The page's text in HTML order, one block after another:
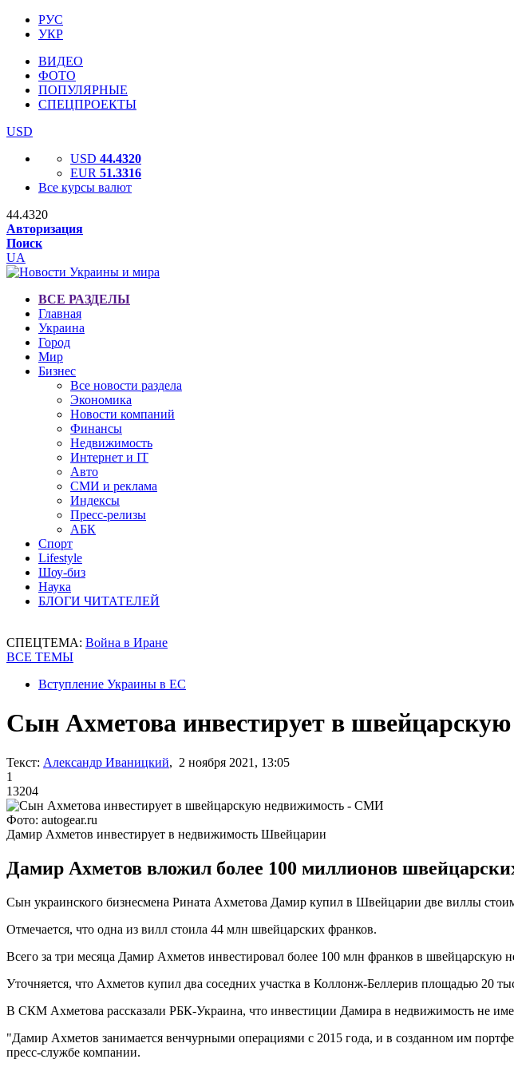
РУС
УКР
ВИДЕО
ФОТО
ПОПУЛЯРНЫЕ
СПЕЦПРОЕКТЫ
USD
USD 44.4320
EUR 51.3316
Все курсы валют
44.4320
Авторизация
Поиск
UA
ВСЕ РАЗДЕЛЫ
Главная
Украина
Город
Мир
Бизнес
Все новости раздела
Экономика
Новости компаний
Финансы
Недвижимость
Интернет и IT
Авто
СМИ и реклама
Индексы
Пресс-релизы
АБК
Спорт
Lifestyle
Шоу-биз
Наука
БЛОГИ ЧИТАТЕЛЕЙ
СПЕЦТЕМА: Война в Иране
ВСЕ ТЕМЫ
Вступление Украины в ЕС
Сын Ахметова инвестирует в
Текст: Александр Иваницкий, 2 ноября 2021, 13:05
1
13204
Фото: autogear.ru
Дамир Ахметов инвестирует в недвижимость Швейцарии
Дамир Ахметов вложил более 100 миллионов
Сын украинского бизнесмена Рината Ахметова Дамир купил в Швейцарии две виллы
Отмечается, что одна из вилл стоила 44 млн швейцарских франков.
Всего за три месяца Дамир Ахметов инвестировал более 100 млн франков в швейцарскую
Уточняется, что Ахметов купил два соседних участка в Коллонж-Беллерив площадью 20
В СКМ Ахметова рассказали РБК-Украина, что инвестиции Дамира в недвижимость не
"Дамир Ахметов занимается венчурными операциями с 2015 года, и в созданном им
пресс-службе компании.